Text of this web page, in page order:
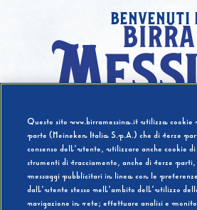
benvenuti
Hai compiuto
SI
Questo sito www.birramessina.it utilizza
parte (Heineken Italia S.p.A.) che di terze
consenso dell’utente, utilizzare anche cookie
strumenti di tracciamento, anche di terze
messaggi pubblicitari in linea con le
dall’utente stesso nell’ambito dell’utilizzo
navigazione in rete; effettuare analisi e